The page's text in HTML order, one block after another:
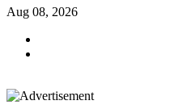
Aug 08, 2026